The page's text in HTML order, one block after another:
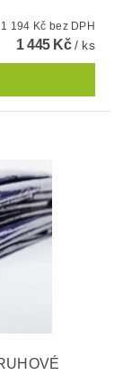
1 194 Kč bez DPH
1 445 Kč/ ks